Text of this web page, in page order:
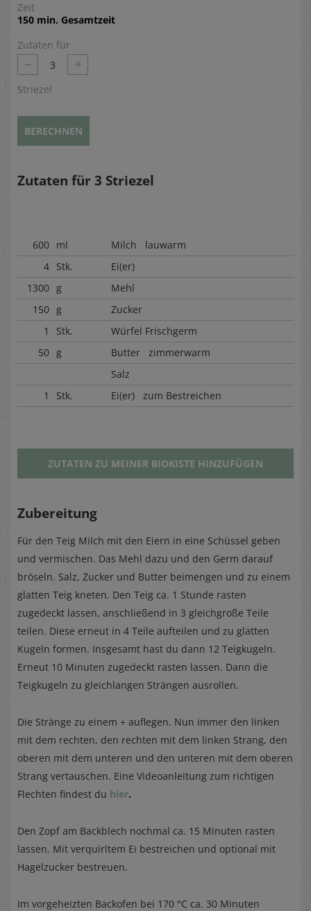
Zeit
150 min. Gesamtzeit
Zutaten für
– 3 +
Striezel
BERECHNEN
Zutaten für 3 Striezel
600 ml
Milch lauwarm
4 Stk.
Ei(er)
1300 g
Mehl
150 g
Zucker
1
Stk.
Würfel Frischgerm
50 g
Butter zimmerwarm
Salz
1
Stk. Ei(er) zum Bestreichen
ZUTATEN ZU MEINER BIOKISTE HINZUFÜGEN
Zubereitung
Für den Teig Milch mit den Eiern in eine Schüssel geben
und vermischen. Das Mehl dazu und den Germ darauf
bröseln. Salz, Zucker und Butter beimengen und zu einem
glatten Teig kneten. Den Teig ca. 1 Stunde rasten
zugedeckt lassen, anschließend in 3 gleichgroße Teile
teilen. Diese erneut in 4 Teile aufteilen und zu glatten
Kugeln formen. Insgesamt hast du dann 12 Teigkugeln.
Erneut 10 Minuten zugedeckt rasten lassen. Dann die
Teigkugeln zu gleichlangen Strängen ausrollen.
Die Stränge zu einem + auflegen. Nun immer den linken
mit dem rechten, den rechten mit dem linken Strang, den
oberen mit dem unteren und den unteren mit dem oberen
Strang vertauschen. Eine Videoanleitung zum richtigen
Flechten findest du hier.
Den Zopf am Backblech nochmal ca. 15 Minuten rasten
lassen. Mit verquirltem Ei bestreichen und optional mit
Hagelzucker bestreuen.
Im vorgeheizten Backofen bei 170 °C ca. 30 Minuten